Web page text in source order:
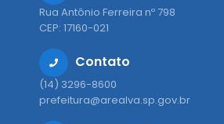
Rua Antônio Ferreira nº 798
CEP: 17160-021
Contato
(14) 3296-8600
prefeitura@arealva.sp.gov.br